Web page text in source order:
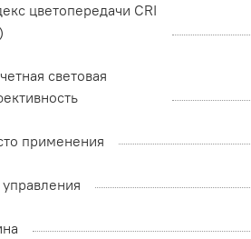
цветопередачи CRI
световая
применения